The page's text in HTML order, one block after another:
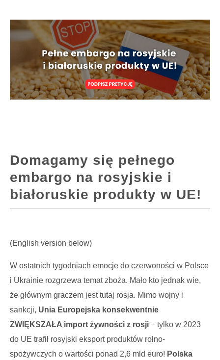
Domagamy się pełnego
embargo na rosyjskie i
białoruskie produkty w UE!
(English version below)
W ostatnich tygodniach emocje do czerwoności w Polsce
i Ukrainie rozgrzewa temat zboża. Mało kto jednak wie,
że głównym graczem jest tutaj rosja. Mimo wojny i
sankcji, Unia Europejska konsekwentnie
ZWIĘKSZAŁA import żywności z rosji – tylko w 2023
do UE trafił rosyjski eksport produktów rolno-
spożywczych o wartości ponad 2,6 mld euro! Polska